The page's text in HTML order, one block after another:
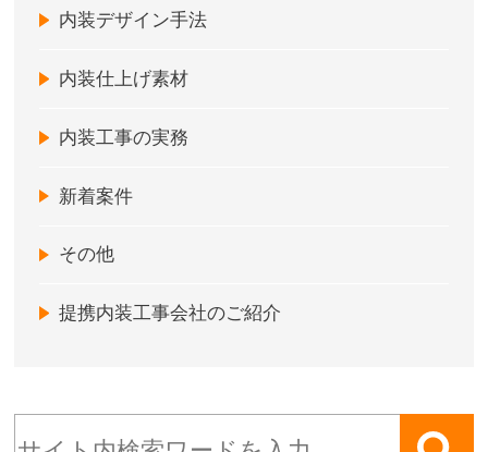
内装デザイン手法
内装仕上げ素材
内装工事の実務
新着案件
その他
提携内装工事会社のご紹介